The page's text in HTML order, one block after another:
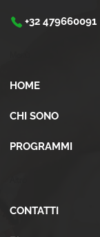
+32 479660091
HOME
CHI SONO
PROGRAMMI
CONTATTI